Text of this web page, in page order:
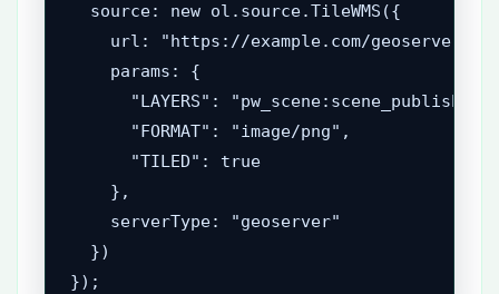
  source: new ol.source.TileWMS({
url: "https://example.com/geoserver/
    params: {
      "LAYERS": "pw_scene:scene_publish",
      "FORMAT": "image/png",
      "TILED": true
    },
    serverType: "geoserver"
  })
});